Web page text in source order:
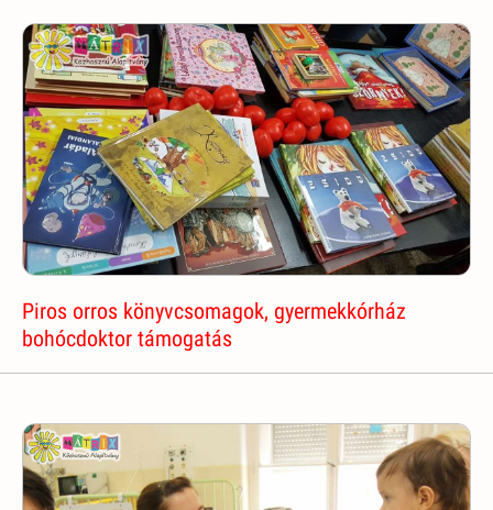
Piros orros könyvcsomagok, gyermekkórház
bohócdoktor támogatás